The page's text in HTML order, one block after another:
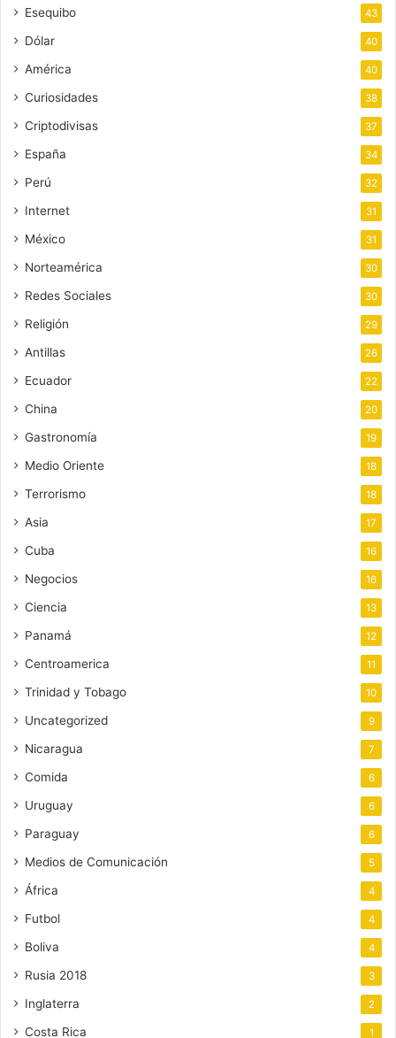
Esequibo 43
Dólar 40
América 40
Curiosidades 38
Criptodivisas 37
España 34
Perú 32
Internet 31
México 31
Norteamérica 30
Redes Sociales 30
Religión 29
Antillas 26
Ecuador 22
China 20
Gastronomía 19
Medio Oriente 18
Terrorismo 18
Asia 17
Cuba 16
Negocios 16
Ciencia 13
Panamá 12
Centroamerica 11
Trinidad y Tobago 10
Uncategorized 9
Nicaragua 7
Comida 6
Uruguay 6
Paraguay 6
Medios de Comunicación 5
África 4
Futbol 4
Boliva 4
Rusia 2018 3
Inglaterra 2
Costa Rica 1